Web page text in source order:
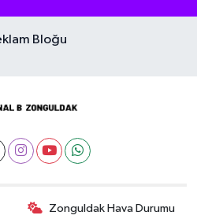
Zonguldak Hava Durumu